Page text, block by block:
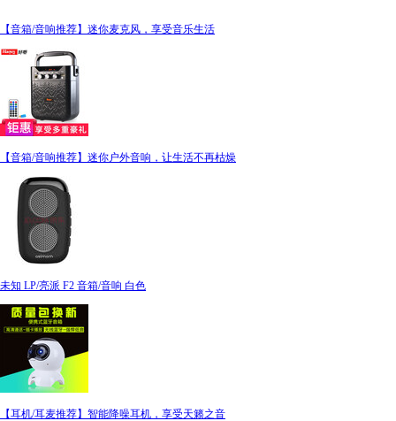
【音箱/音响推荐】迷你麦克风，享受音乐生活
【音箱/音响推荐】迷你户外音响，让生活不再枯燥
未知 LP/亮派 F2 音箱/音响 白色
【耳机/耳麦推荐】智能降噪耳机，享受天籁之音